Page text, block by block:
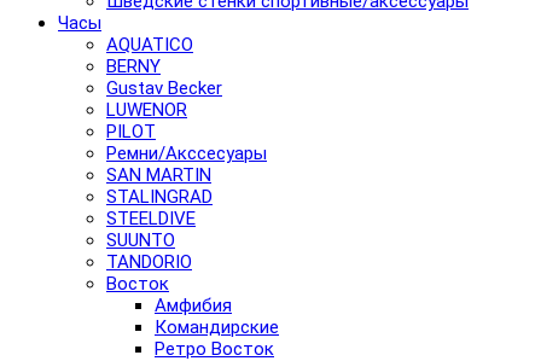
Часы
AQUATICO
BERNY
Gustav Becker
LUWENOR
PILOT
Pемни/Акссесуары
SAN MARTIN
STALINGRAD
STEELDIVE
SUUNTO
TANDORIO
Восток
Амфибия
Командирские
Ретро Восток